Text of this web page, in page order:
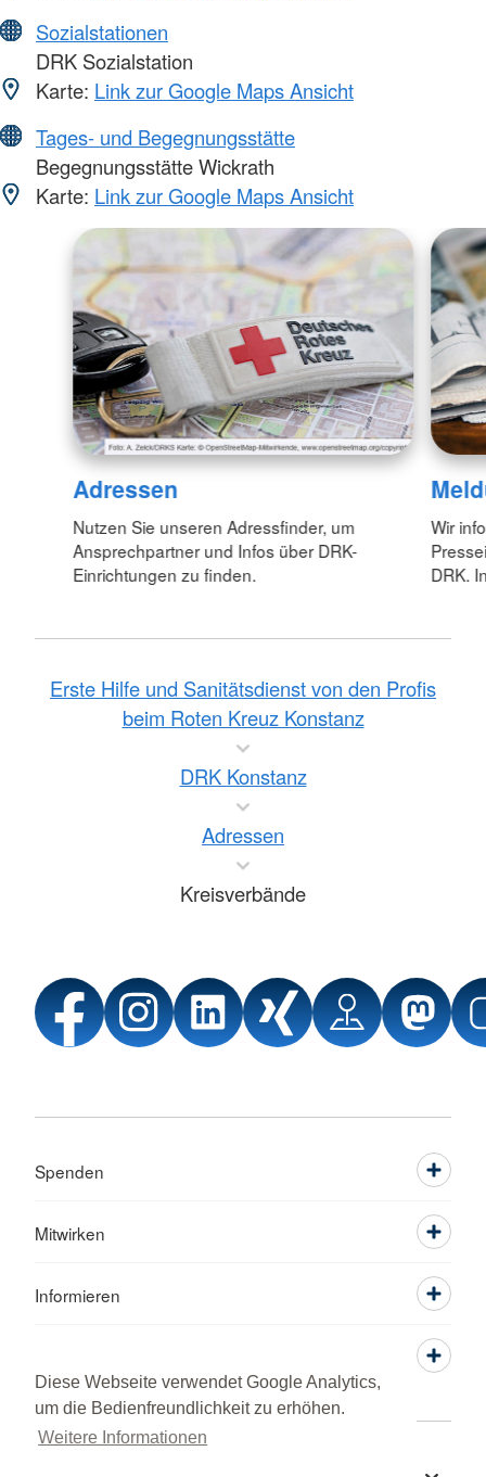
Diese Webseite verwendet Google Analytics,
um die Bedienfreundlichkeit zu erhöhen.
Weitere Informationen
Sozialstationen
DRK Sozialstation
Karte: Link zur Google Maps Ansicht
Tages- und Begegnungsstätte
Begegnungsstätte Wickrath
Karte: Link zur Google Maps Ansicht
Adressen
Nutzen Sie unseren Adressfinder, um
Ansprechpartner und Infos über DRK-
Einrichtungen zu finden.
Wir
DRK.
Erste Hilfe und Sanitätsdienst von den Profis
beim Roten Kreuz Konstanz
DRK Konstanz
Adressen
Kreisverbände
Spenden
Mitwirken
Informieren